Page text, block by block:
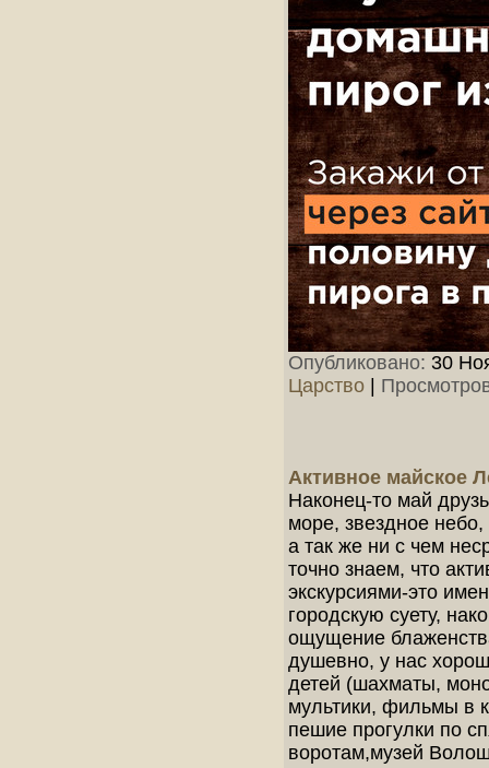
Опубликовано: 30
Царство
Активное майское
Наконец-то май
море, звездное
а так же ни с чем
точно знаем, что
экскурсиями-это
городскую суету,
ощущение
душевно, у нас
детей (шахматы,
мультики, фильмы в
пешие прогулки по
воротам,музей